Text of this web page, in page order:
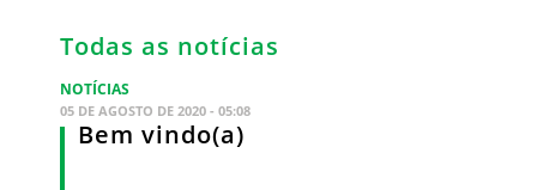
Todas as notícias
NOTÍCIAS
05 DE AGOSTO DE 2020 - 05:08
Bem vindo(a)